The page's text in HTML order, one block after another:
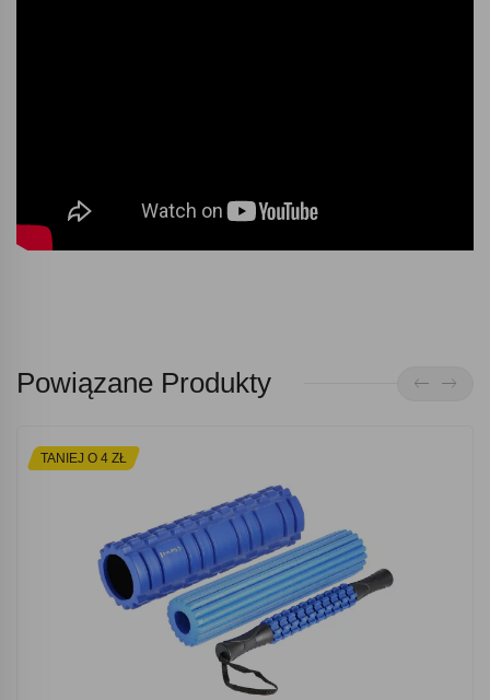
Powiązane Produkty
TANIEJ O 4 ZŁ